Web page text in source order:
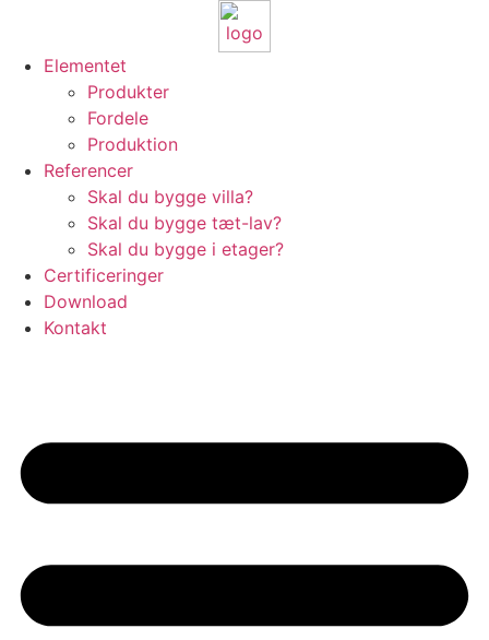
Elementet
Produkter
Fordele
Produktion
Referencer
Skal du bygge villa?
Skal du bygge tæt-lav?
Skal du bygge i etager?
Certificeringer
Download
Kontakt